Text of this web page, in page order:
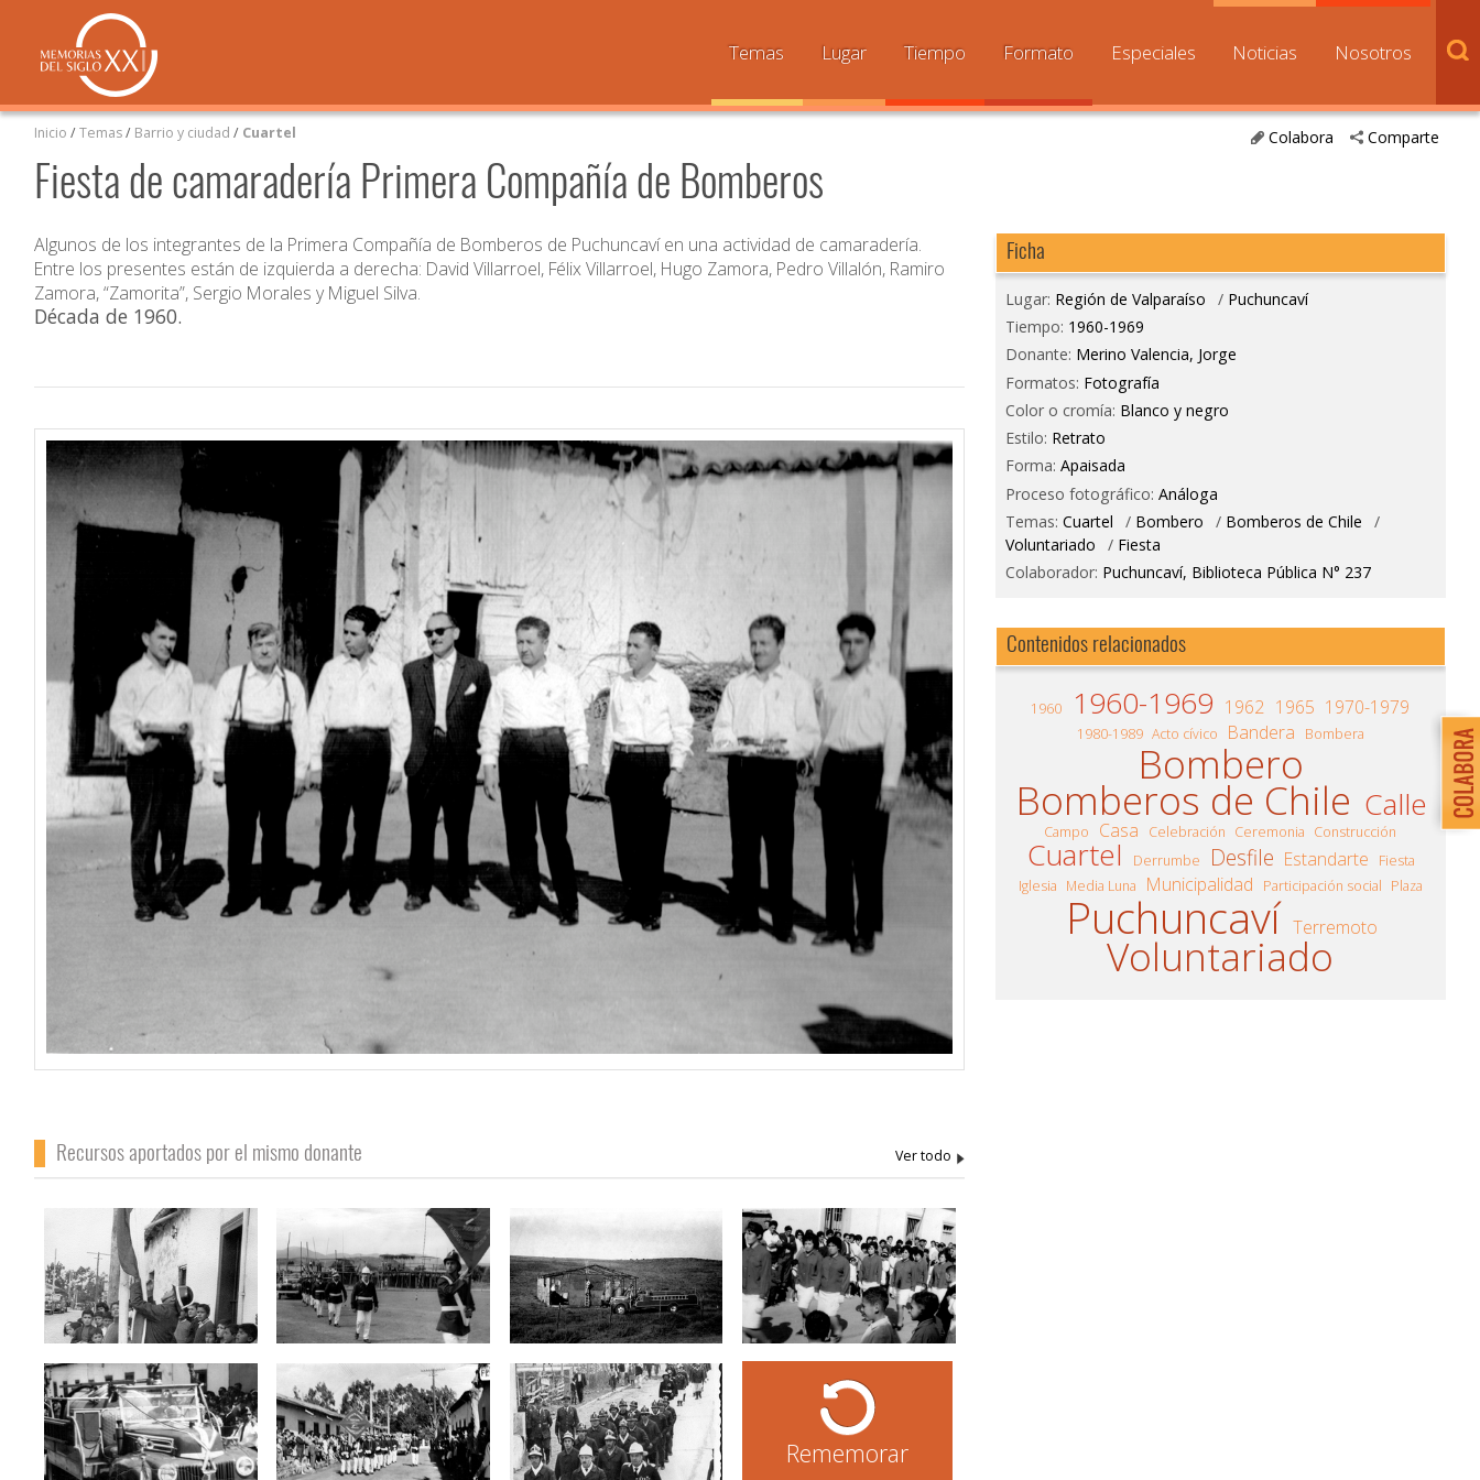
Temas Lugar Tiempo Formato Especiales Noticias Nosotros
Comparte
Colabora
Inicio /Temas/ Barrio y ciudad / Cuartel
Fiesta de camaradería Primera Compañía de Bomberos
Algunos de los integrantes de la Primera Compañía de Bomberos de Puchuncaví en una actividad de camaradería.
Entre los presentes están de izquierda a derecha: David Villarroel, Félix Villarroel, Hugo Zamora, Pedro Villalón, Ramiro
Zamora, “Zamorita”, Sergio Morales y Miguel Silva.
Década de 1960.
Recursos aportados por el mismo donante
Rememorar
Ficha
Lugar: Región de Valparaíso / Puchuncaví
Tiempo: 1960-1969
Donante: Merino Valencia, Jorge
Formatos: Fotografía
Color o cromía: Blanco y negro
Estilo: Retrato
Forma: Apaisada
Proceso fotográfico: Análoga
Temas: Cuartel / Bombero / Bomberos de Chile
/
Voluntariado
/ Fiesta
Colaborador: Puchuncaví, Biblioteca Pública N° 237
Contenidos relacionados
1960 1960-1969 1962 1965 1970-1979
1980-1989 Acto cívico Bandera Bombera
Bombero
Bomberos de Chile Calle
Campo Casa Celebración Ceremonia Construcción
Cuartel Derrumbe Desfile Estandarte
Fiesta
Iglesia Media Luna Municipalidad Participación social Plaza
Puchuncaví Terremoto
Voluntariado